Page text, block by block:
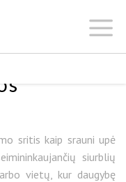
sritis kaip srauni upė
siurblių
vietų, kur daugybę